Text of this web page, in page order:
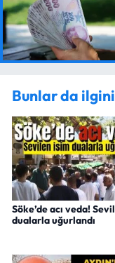
Bunlar da
Söke’de acı veda!
dualarla uğurlandı